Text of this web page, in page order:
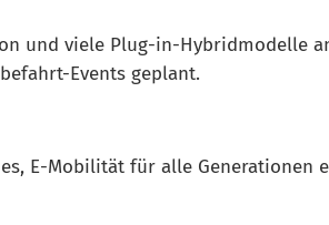
und viele Plug-in-Hybridmodelle
Events geplant.
E-Mobilität für alle Generationen